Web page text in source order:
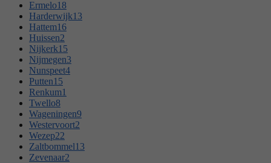
Ermelo18
Harderwijk13
Hattem16
Huissen2
Nijkerk15
Nijmegen3
Nunspeet4
Putten15
Renkum1
Twello8
Wageningen9
Westervoort2
Wezep22
Zaltbommel13
Zevenaar2